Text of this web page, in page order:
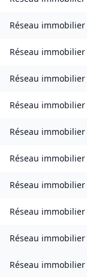
Réseau immobilier
Réseau immobilier
Réseau immobilier
Réseau immobilier
Réseau immobilier
Réseau immobilier
Réseau immobilier
Réseau immobilier
Réseau immobilier
Réseau immobilier